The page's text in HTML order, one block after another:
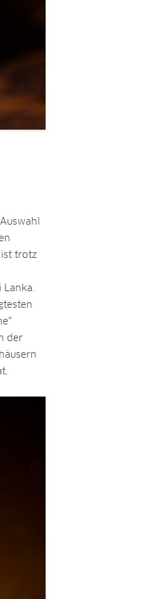
ist trotz
Lanka.
der